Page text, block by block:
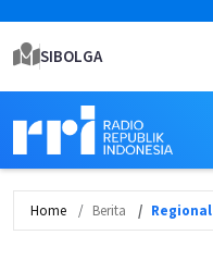
SIBOLGA
Home Berita Regional